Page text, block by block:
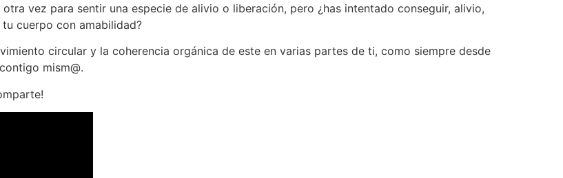
vez para sentir una especie de alivio o liberación, pero ¿has intentado conseguir, alivio,
cuerpo con amabilidad?
circular y la coherencia orgánica de este en varias partes de ti, como siempre desde
mism@.